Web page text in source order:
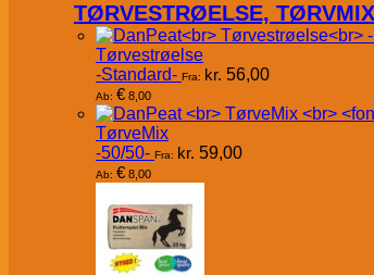
TØRVESTRØELSE,
Tørvestrøelse
-Standard- Fra: kr. 56,00
Ab: € 8,00
TørveMix
-50/50- Fra: kr. 59,00
Ab: € 8,00